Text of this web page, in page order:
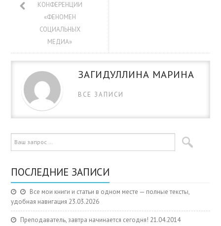
КОНФЕРЕНЦИИ
«ФЕНОМЕН
СОЦИАЛЬНЫХ
МЕДИА»
ЗАГИДУЛЛИНА МАРИНА
ВСЕ ЗАПИСИ
ПОСЛЕДНИЕ ЗАПИСИ
Все мои книги и статьи в одном месте — полные тексты,
удобная навигация 23.03.2026
Преподаватель, завтра начинается сегодня! 21.04.2014